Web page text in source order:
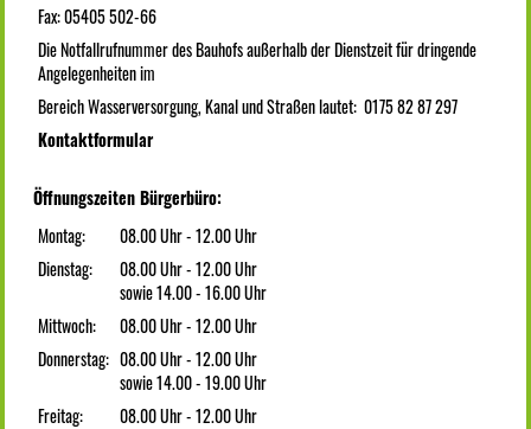
Fax: 05405 502-66
Die Notfallrufnummer des Bauhofs außerhalb der Dienstzeit für dringende
Angelegenheiten im
Bereich Wasserversorgung, Kanal und Straßen lautet: 0175 82 87 297
Kontaktformular
Öffnungszeiten Bürgerbüro:
Montag:
08.00 Uhr - 12.00 Uhr
Dienstag:
08.00 Uhr - 12.00 Uhr
sowie 14.00 - 16.00 Uhr
Mittwoch:
08.00 Uhr - 12.00 Uhr
Donnerstag: 08.00 Uhr - 12.00 Uhr
sowie 14.00 - 19.00 Uhr
Freitag:
08.00 Uhr - 12.00 Uhr